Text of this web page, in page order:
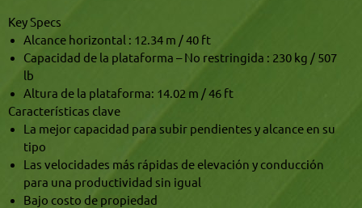
Key Specs
Alcance horizontal : 12.34 m / 40 ft
Capacidad de la plataforma – No restringida : 230 kg / 507
lb
Altura de la plataforma: 14.02 m / 46 ft
Características clave
La mejor capacidad para subir pendientes y alcance en su
tipo
Las velocidades más rápidas de elevación y conducción
para una productividad sin igual
Bajo costo de propiedad